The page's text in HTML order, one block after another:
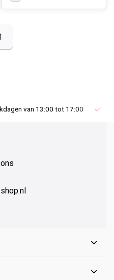
van 13:00 tot 17:00